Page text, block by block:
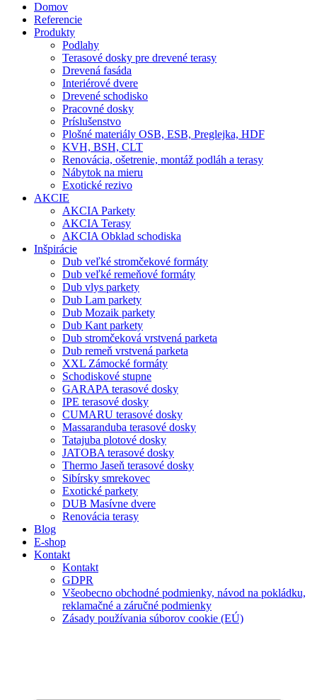
Domov
Referencie
Produkty
Podlahy
Terasové dosky pre drevené terasy
Drevená fasáda
Interiérové dvere
Drevené schodisko
Pracovné dosky
Príslušenstvo
Plošné materiály OSB, ESB, Preglejka, HDF
KVH, BSH, CLT
Renovácia, ošetrenie, montáž podláh a terasy
Nábytok na mieru
Exotické rezivo
AKCIE
AKCIA Parkety
AKCIA Terasy
AKCIA Obklad schodiska
Inšpirácie
Dub veľké stromčekové formáty
Dub veľké remeňové formáty
Dub vlys parkety
Dub Lam parkety
Dub Mozaik parkety
Dub Kant parkety
Dub stromčeková vrstvená parketa
Dub remeň vrstvená parketa
XXL Zámocké formáty
Schodiskové stupne
GARAPA terasové dosky
IPE terasové dosky
CUMARU terasové dosky
Massaranduba terasové dosky
Tatajuba plotové dosky
JATOBA terasové dosky
Thermo Jaseň terasové dosky
Sibírsky smrekovec
Exotické parkety
DUB Masívne dvere
Renovácia terasy
Blog
E-shop
Kontakt
Kontakt
GDPR
Všeobecno obchodné podmienky, návod na pokládku,
reklamačné a záručné podmienky
Zásady používania súborov cookie (EÚ)